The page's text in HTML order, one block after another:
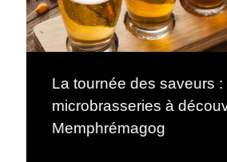
La tournée des saveurs :
microbrasseries à
Memphrémagog